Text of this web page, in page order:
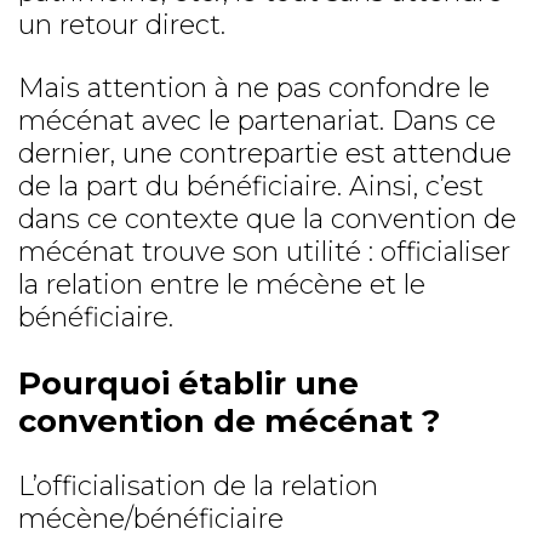
un retour direct.
Mais attention à ne pas confondre le
mécénat avec le partenariat. Dans ce
dernier, une contrepartie est attendue
de la part du bénéficiaire. Ainsi, c’est
dans ce contexte que la convention de
mécénat trouve son utilité : officialiser
la relation entre le mécène et le
bénéficiaire.
Pourquoi établir une
convention de mécénat ?
L’officialisation de la relation
mécène/bénéficiaire